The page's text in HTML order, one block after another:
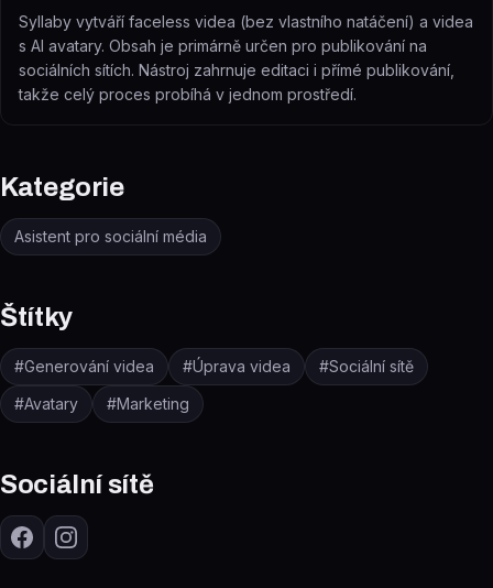
Syllaby vytváří faceless videa (bez vlastního natáčení) a videa
s AI avatary. Obsah je primárně určen pro publikování na
sociálních sítích. Nástroj zahrnuje editaci i přímé publikování,
takže celý proces probíhá v jednom prostředí.
Kategorie
Asistent pro sociální média
Štítky
#Generování videa #Úprava videa #Sociální sítě
#Avatary #Marketing
Sociální sítě